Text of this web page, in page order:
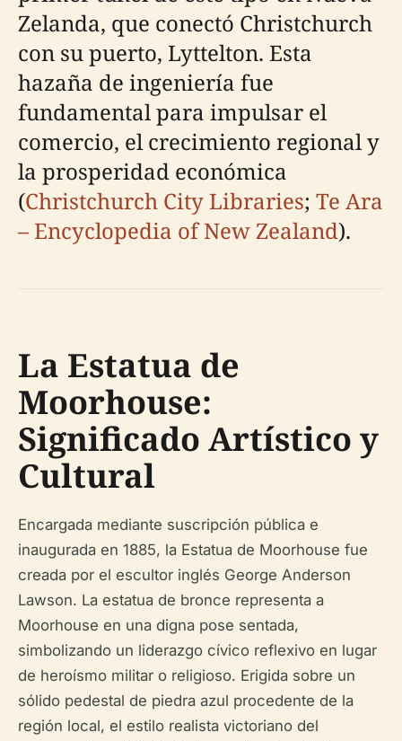
Zelanda, que conectó Christchurch
con su puerto, Lyttelton. Esta
hazaña de ingeniería fue
fundamental para impulsar el
comercio, el crecimiento regional y
la prosperidad económica
(Christchurch City Libraries; Te Ara
– Encyclopedia of New Zealand).
La Estatua de
Moorhouse:
Significado Artístico y
Cultural
Encargada mediante suscripción pública e
inaugurada en 1885, la Estatua de Moorhouse fue
creada por el escultor inglés George Anderson
Lawson. La estatua de bronce representa a
Moorhouse en una digna pose sentada,
simbolizando un liderazgo cívico reflexivo en lugar
de heroísmo militar o religioso. Erigida sobre un
sólido pedestal de piedra azul procedente de la
región local, el estilo realista victoriano del